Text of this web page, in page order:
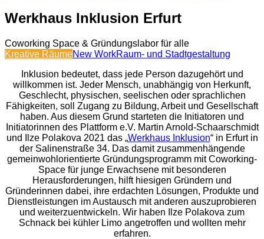
Werkhaus Inklusion Erfurt
Coworking Space & Gründungslabor für alle
Kreative RäumeNew WorkRaum- und Stadtgestaltung
Inklusion bedeutet, dass jede Person dazugehört und
willkommen ist. Jeder Mensch, unabhängig von Herkunft,
Geschlecht, physischen, seelischen oder sprachlichen
Fähigkeiten, soll Zugang zu Bildung, Arbeit und Gesellschaft
haben. Aus diesem Grund starteten die Initiatoren und
Initiatorinnen des Plattform e.V. Martin Arnold-Schaarschmidt
und Ilze Polakova 2021 das „Werkhaus Inklusion“ in Erfurt in
der Salinenstraße 34. Das damit zusammenhängende
gemeinwohlorientierte Gründungsprogramm mit Coworking-
Space für junge Erwachsene mit besonderen
Herausforderungen, hilft hiesigen Gründern und
Gründerinnen dabei, ihre erdachten Lösungen, Produkte und
Dienstleistungen im Austausch mit anderen auszuprobieren
und weiterzuentwickeln. Wir haben Ilze Polakova zum
Schnack bei kühler Limo angetroffen und wollten mehr
erfahren.